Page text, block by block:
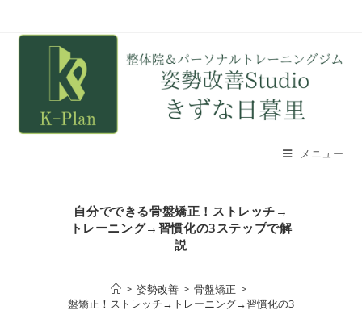
メニュー
自分でできる骨盤矯正！ストレッチ→
トレーニング→習慣化の3ステップで解
説
> 姿勢改善 > 骨盤矯正 >
分でできる骨盤矯正！ストレッチ→トレーニング→習慣化の3ステップで解